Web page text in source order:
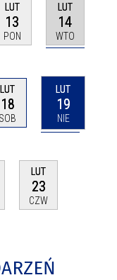
LUT
13
PON
LUT
14
WTO
LUT
18
SOB
LUT
19
NIE
LUT
23
CZW